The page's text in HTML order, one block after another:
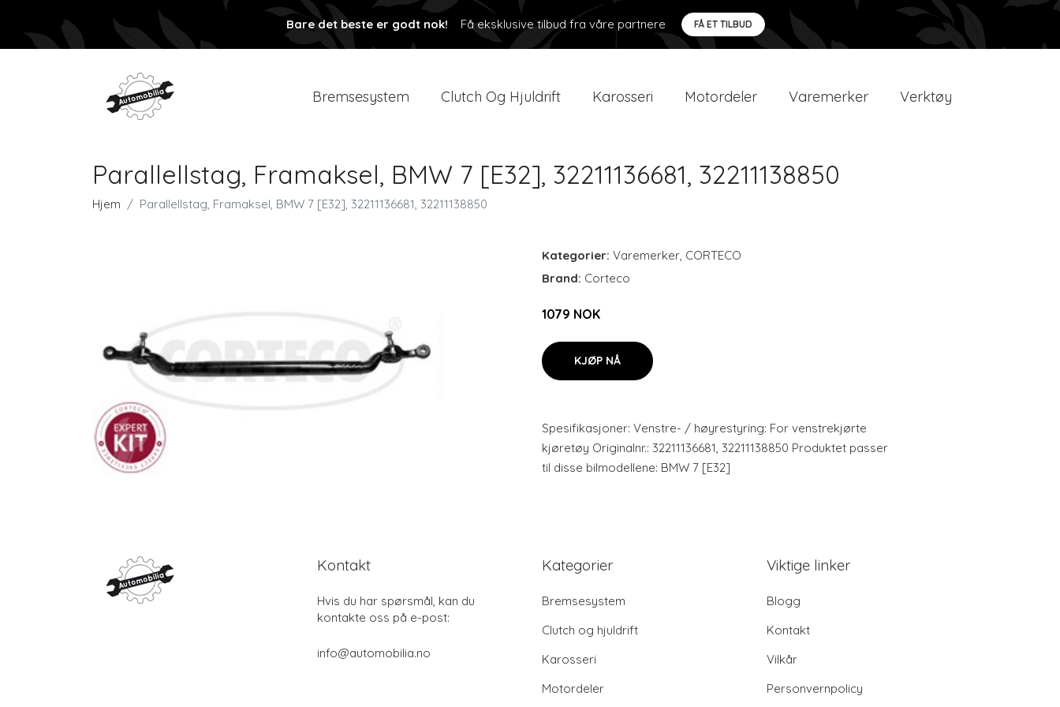
Bare det beste er godt nok! Få eksklusive tilbud fra våre partnere FÅ ET TILBUD
Bremsesystem Clutch Og Hjuldrift Karosseri Motordeler Varemerker Verktøy
Parallellstag, Framaksel, BMW 7 [E32], 32211136681, 32211138850
Hjem Parallellstag, Framaksel, BMW 7 [E32], 32211136681, 32211138850
Kategorier: Varemerker, CORTECO
Brand: Corteco
1079 NOK
KJØP NÅ
Spesifikasjoner: Venstre- / høyrestyring: For venstrekjørte
kjøretøy Originalnr.: 32211136681, 32211138850 Produktet passer
til disse bilmodellene: BMW 7 [E32]
Kontakt
Hvis du har spørsmål, kan du
kontakte oss på e-post:
info@automobilia.no
Kategorier
Bremsesystem
Clutch og hjuldrift
Karosseri
Motordeler
Viktige linker
Blogg
Kontakt
Vilkår
Personvernpolicy